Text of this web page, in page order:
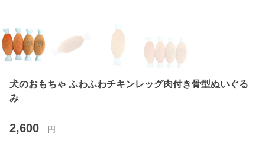
犬のおもちゃ ふわふわチキンレッグ肉付き骨型ぬいぐる
み
2,600 円